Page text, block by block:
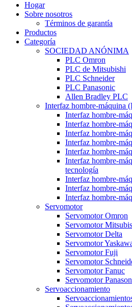
Hogar
Sobre nosotros
Términos de garantía
Productos
Categoría
SOCIEDAD ANÓNIMA
PLC Omron
PLC de Mitsubishi
PLC Schneider
PLC Panasonic
Allen Bradley PLC
Interfaz hombre-máquina
Interfaz hombre-
Interfaz hombre-
Interfaz hombre-
Interfaz hombre-
Interfaz hombre-
Interfaz hombre-
tecnología
Interfaz hombre-
Interfaz hombre-
Interfaz hombre-
Servomotor
Servomotor Omron
Servomotor
Servomotor Delta
Servomotor
Servomotor Fuji
Servomotor
Servomotor Fanuc
Servomotor
Servoaccionamiento